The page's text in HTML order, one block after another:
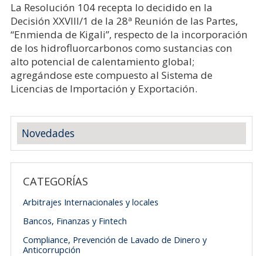
La Resolución 104 recepta lo decidido en la
Decisión XXVIII/1 de la 28ª Reunión de las Partes,
“Enmienda de Kigali”, respecto de la incorporación
de los hidrofluorcarbonos como sustancias con
alto potencial de calentamiento global;
agregándose este compuesto al Sistema de
Licencias de Importación y Exportación.
Novedades
CATEGORÍAS
Arbitrajes Internacionales y locales
Bancos, Finanzas y Fintech
Compliance, Prevención de Lavado de Dinero y
Anticorrupción